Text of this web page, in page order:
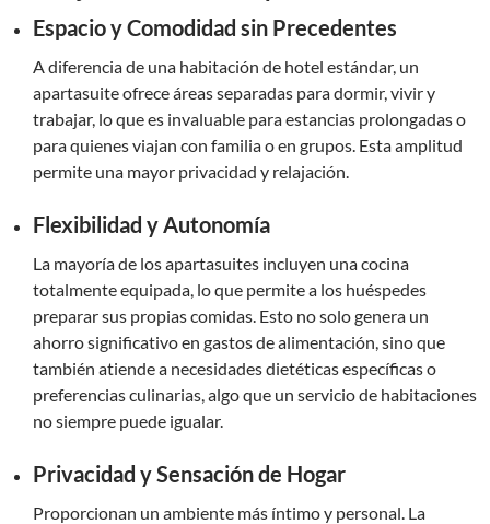
Espacio y Comodidad sin Precedentes
A diferencia de una habitación de hotel estándar, un
apartasuite ofrece áreas separadas para dormir, vivir y
trabajar, lo que es invaluable para estancias prolongadas o
para quienes viajan con familia o en grupos. Esta amplitud
permite una mayor privacidad y relajación.
Flexibilidad y Autonomía
La mayoría de los apartasuites incluyen una cocina
totalmente equipada, lo que permite a los huéspedes
preparar sus propias comidas. Esto no solo genera un
ahorro significativo en gastos de alimentación, sino que
también atiende a necesidades dietéticas específicas o
preferencias culinarias, algo que un servicio de habitaciones
no siempre puede igualar.
Privacidad y Sensación de Hogar
Proporcionan un ambiente más íntimo y personal. La